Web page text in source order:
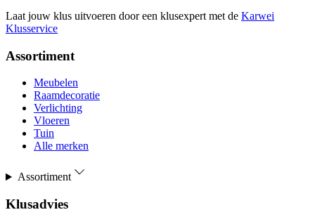
Laat jouw klus uitvoeren door een klusexpert met de Karwei
Klusservice
Assortiment
Meubelen
Raamdecoratie
Verlichting
Vloeren
Tuin
Alle merken
Assortiment
Klusadvies